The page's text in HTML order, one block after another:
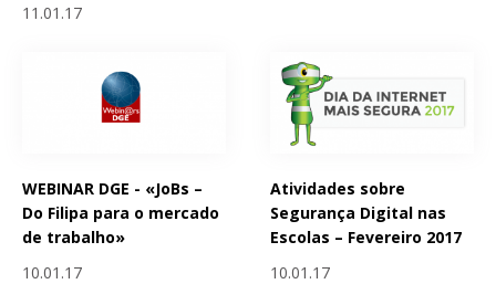
11.01.17
WEBINAR DGE - «JoBs –
Do Filipa para o mercado
de trabalho»
10.01.17
Atividades sobre
Segurança Digital nas
Escolas – Fevereiro 2017
10.01.17